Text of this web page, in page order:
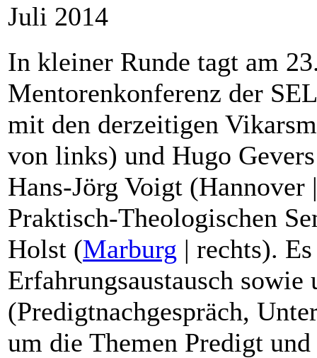
Juli 2014
In kleiner Runde tagt am
Mentorenkonferenz der
mit den derzeitigen
von links) und Hugo
Hans-Jörg Voigt
Praktisch-Theologischen
Holst (Marburg | rechts).
Erfahrungsaustausch
(Predigtnachgespräch,
um die Themen Predigt